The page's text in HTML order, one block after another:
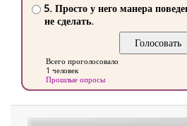
5. Просто у него манера
не сделать.
Всего проголосовало
1 человек
Прошлые опросы